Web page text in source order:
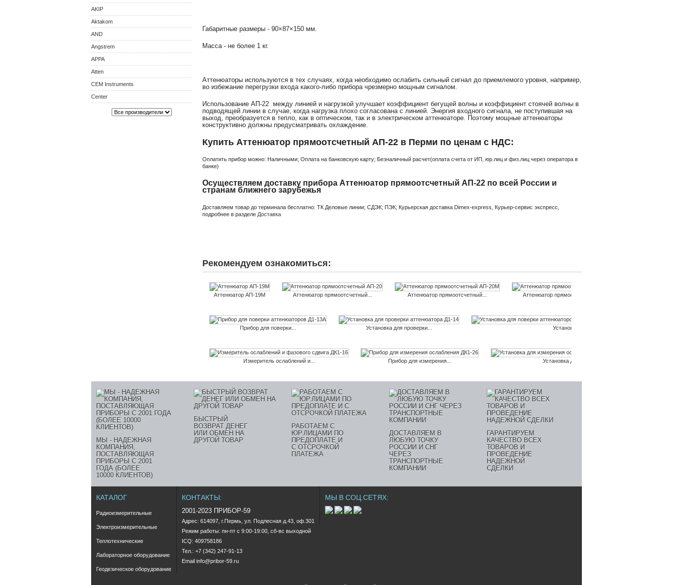
AKIP
Aktakom
AND
Angstrem
APPA
Atten
CEM Instruments
Center
Габаритные размеры - 90×87×150 мм.
Масса - не более 1 кг.
Аттенюаторы используются в тех случаях, когда необходимо ослабить сильный сигнал до приемлемого уровня, например,
во избежание перегрузки входа какого-либо прибора чрезмерно мощным сигналом.
Использование АП-22 между линией и нагрузкой улучшает коэффициент бегущей волны и коэффициент стоячей волны в
подводящей линии в случае, когда нагрузка плохо согласована с линией. Энергия входного сигнала, не поступившая на
выход, преобразуется в тепло, как в оптическом, так и в электрическом аттенюаторе. Поэтому мощные аттенюаторы
конструктивно должны предусматривать охлаждение.
Купить Аттенюатор прямоотсчетный АП-22 в Перми по ценам с НДС:
Оплатить прибор можно: Наличными; Оплата на банковскую карту; Безналичный расчет(оплата счета от ИП, юр.лиц и физ.лиц через оператора в
банке)
Осуществляем доставку прибора Аттенюатор прямоотсчетный АП-22 по всей России и
странам ближнего зарубежья
Доставляем товар до терминала бесплатно: ТК Деловые линии; СДЭК; ПЭК; Курьерская доставка Dimex-express, Курьер-сервис экспресс,
подробнее в разделе Доставка
Рекомендуем ознакомиться:
Аттенюатор АП-19М Аттенюатор прямоотсчетный... Аттенюатор прямоотсчетный... Аттенюатор прямоотсчетный...
Прибор для поверки... Установка для проверки... Установка для поверки...
Измеритель ослаблений и... Прибор для измерения... Установка для измерения...
МЫ - НАДЕЖНАЯ
КОМПАНИЯ,
ПОСТАВЛЯЮЩАЯ
ПРИБОРЫ С 2001
ГОДА (БОЛЕЕ
10000 КЛИЕНТОВ)
БЫСТРЫЙ
ВОЗВРАТ ДЕНЕГ
ИЛИ ОБМЕН НА
ДРУГОЙ ТОВАР
РАБОТАЕМ С
ЮР.ЛИЦАМИ ПО
ПРЕДОПЛАТЕ И
С ОТСРОЧКОЙ
ПЛАТЕЖА
ДОСТАВЛЯЕМ В
ЛЮБУЮ ТОЧКУ
РОССИИ И СНГ
ЧЕРЕЗ
ТРАНСПОРТНЫЕ
КОМПАНИИ
ГАРАНТИРУЕМ
КАЧЕСТВО ВСЕХ
ТОВАРОВ И
ПРОВЕДЕНИЕ
НАДЕЖНОЙ
СДЕЛКИ
КАТАЛОГ
Радиоизмерительные
Электроизмерительные
Теплотехнические
Лабораторное оборудование
Геодезическое оборудование
КОНТАКТЫ:
2001-2023 ПРИБОР-59
Адрес: 614097, г.Пермь, ул. Подлесная д.43, оф.301
Режим работы: пн-пт c 9:00-19:00, сб-вс выходной
ICQ: 409758186
Тел.: +7 (342) 247-91-13
Email info@pribor-59.ru
МЫ В СОЦ.СЕТЯХ: